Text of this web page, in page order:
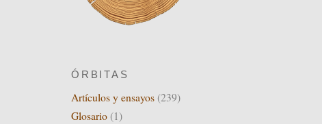
ÓRBITAS
Artículos y ensayos (239)
Glosario (1)